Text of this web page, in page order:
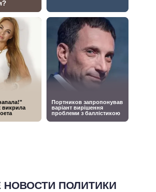
НОВОСТИ ПОЛИТИКИ